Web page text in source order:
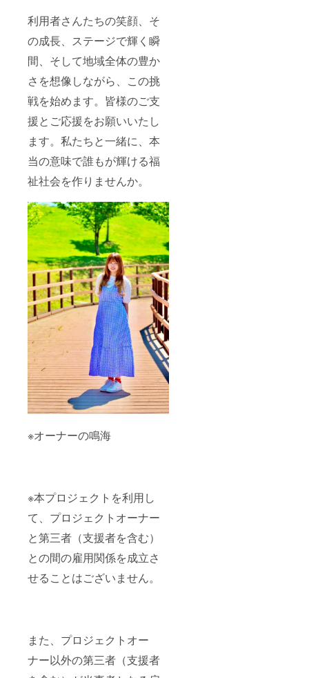
利用者さんたちの笑顔、そ
の成長、ステージで輝く瞬
間、そして地域全体の豊か
さを想像しながら、この挑
戦を始めます。皆様のご支
援とご応援をお願いいたし
ます。私たちと一緒に、本
当の意味で誰もが輝ける福
祉社会を作りませんか。
※オーナーの鳴海
※本プロジェクトを利用し
て、プロジェクトオーナー
と第三者（支援者を含む）
との間の雇用関係を成立さ
せることはございません。
また、プロジェクトオー
ナー以外の第三者（支援者